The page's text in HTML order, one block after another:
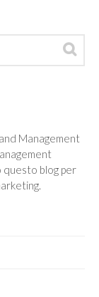
Management
questo blog per